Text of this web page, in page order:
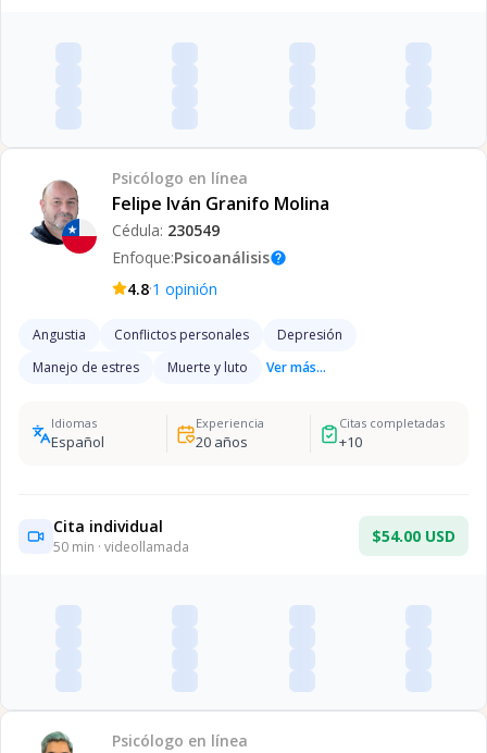
Psicólogo en línea
Felipe Iván Granifo Molina
Cédula: 230549
Enfoque:Psicoanálisishelp
4.8·1 opinión
Angustia Conflictos personales
Depresión
Manejo de estres
Muerte y luto Ver más...
Idiomas
Español
Experiencia
20años
Citas completadas
+10
Cita individual
50 min · videollamada
$54.00 USD
Psicólogo en línea